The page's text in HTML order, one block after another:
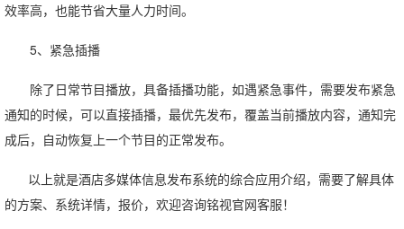
效率高，也能节省大量人力时间。
5、紧急插播
除了日常节目播放，具备插播功能，如遇紧急事件，需要发布紧急
通知的时候，可以直接插播，最优先发布，覆盖当前播放内容，通知完
成后，自动恢复上一个节目的正常发布。
以上就是酒店多媒体信息发布系统的综合应用介绍，需要了解具体
的方案、系统详情，报价，欢迎咨询铭视官网客服！